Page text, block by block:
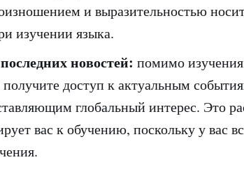
и выразительностью
изучении языка.
новостей: помимо
доступ к актуальным
глобальный интерес. Это
вас к обучению, поскольку у вас